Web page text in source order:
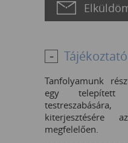
Tájékoztató
Tanfolyamunk
egy telepített
kiterjesztésére
megfelelően.